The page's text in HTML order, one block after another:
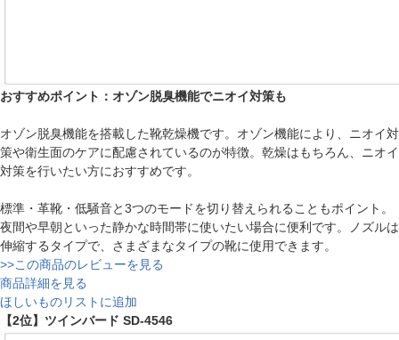
おすすめポイント：オゾン脱臭機能でニオイ対策も
オゾン脱臭機能を搭載した靴乾燥機です。オゾン機能により、ニオイ対
策や衛生面のケアに配慮されているのが特徴。乾燥はもちろん、ニオイ
対策を行いたい方におすすめです。
標準・革靴・低騒音と3つのモードを切り替えられることもポイント。
夜間や早朝といった静かな時間帯に使いたい場合に便利です。ノズルは
伸縮するタイプで、さまざまなタイプの靴に使用できます。
>>この商品のレビューを見る
商品詳細を見る
ほしいものリストに追加
【2位】ツインバード SD-4546